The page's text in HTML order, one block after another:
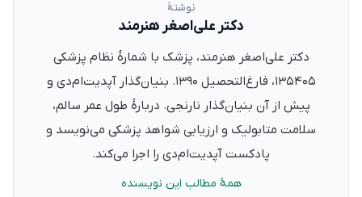
نوشتهٔ
دکتر علی‌اصغر هنرمند
دکتر علی‌اصغر هنرمند، پزشک با شمارهٔ نظام پزشکی
۱۳۵۴۰۵، فارغ‌التحصیل ۱۳۹۰. بنیان‌گذار آپدیت‌ام‌دی و
پیش از آن بنیان‌گذار نارنجی. دربارهٔ طول عمر سالم،
سلامت متابولیک و ارزیابی شواهد پزشکی می‌نویسد و
پادکست آپدیت‌ام‌دی را اجرا می‌کند.
همهٔ مطالب این نویسنده